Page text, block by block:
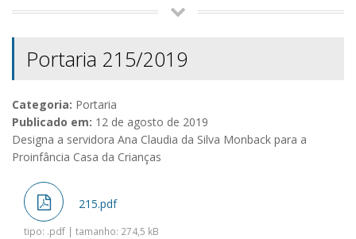
Portaria 215/2019
Categoria: Portaria
Publicado em: 12 de agosto de 2019
Designa a servidora Ana Claudia da Silva Monback para a
Proinfância Casa da Crianças
215.pdf
tipo: .pdf | tamanho: 274,5 kB